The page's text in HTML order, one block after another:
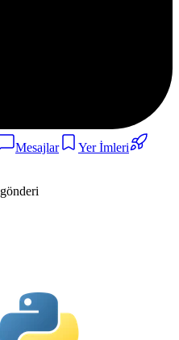
Mesajlar
Yer İmleri
gönderi